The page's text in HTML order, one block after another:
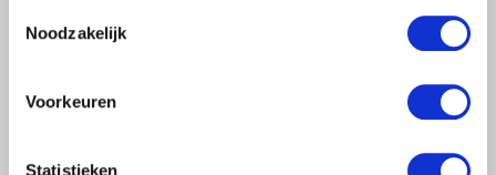
Noodzakelijk
Voorkeuren
Statistieken